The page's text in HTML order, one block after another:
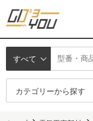
すべて
カテゴリーから探す